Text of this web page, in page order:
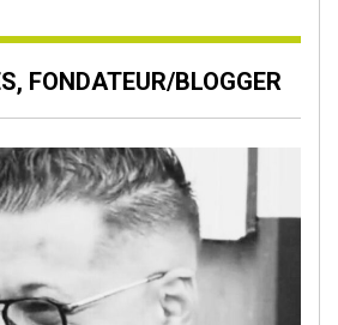
FONDATEUR/BLOGGER